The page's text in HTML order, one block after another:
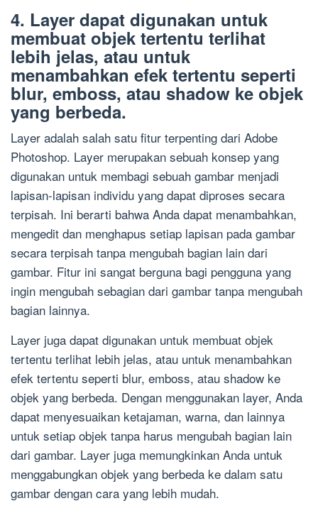
4. Layer dapat digunakan untuk
membuat objek tertentu terlihat
lebih jelas, atau untuk
menambahkan efek tertentu seperti
blur, emboss, atau shadow ke objek
yang berbeda.
Layer adalah salah satu fitur terpenting dari Adobe
Photoshop. Layer merupakan sebuah konsep yang
digunakan untuk membagi sebuah gambar menjadi
lapisan-lapisan individu yang dapat diproses secara
terpisah. Ini berarti bahwa Anda dapat menambahkan,
mengedit dan menghapus setiap lapisan pada gambar
secara terpisah tanpa mengubah bagian lain dari
gambar. Fitur ini sangat berguna bagi pengguna yang
ingin mengubah sebagian dari gambar tanpa mengubah
bagian lainnya.
Layer juga dapat digunakan untuk membuat objek
tertentu terlihat lebih jelas, atau untuk menambahkan
efek tertentu seperti blur, emboss, atau shadow ke
objek yang berbeda. Dengan menggunakan layer, Anda
dapat menyesuaikan ketajaman, warna, dan lainnya
untuk setiap objek tanpa harus mengubah bagian lain
dari gambar. Layer juga memungkinkan Anda untuk
menggabungkan objek yang berbeda ke dalam satu
gambar dengan cara yang lebih mudah.